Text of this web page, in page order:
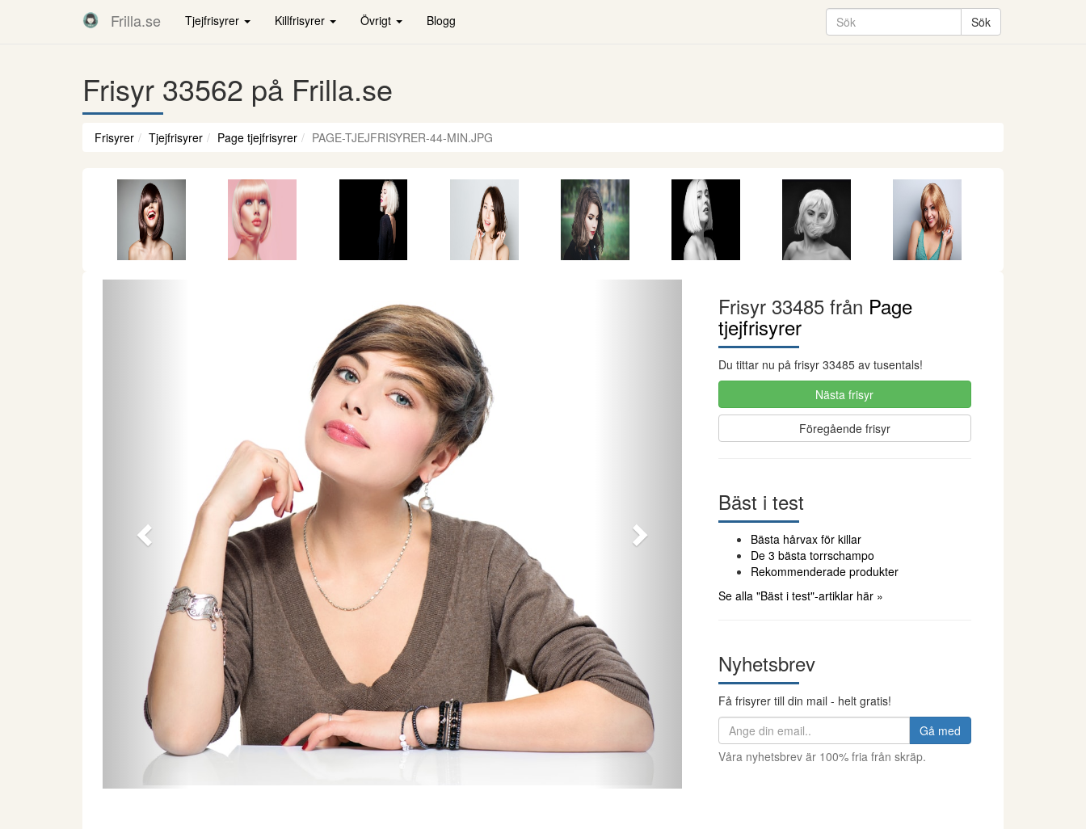
Frilla.se Tjejfrisyrer Killfrisyrer Övrigt Blogg
Frisyr 33562 på Frilla.se
Frisyrer Tjejfrisyrer Page tjejfrisyrer PAGE-TJEJFRISYRER-44-MIN.JPG
Frisyr 33485 från Page
tjejfrisyrer
Du tittar nu på frisyr 33485 av tusentals!
Nästa frisyr
Föregående frisyr
Bäst i test
Bästa hårvax för killar
De 3 bästa torrschampo
Rekommenderade produkter
Se alla "Bäst i test"-artiklar här »
Nyhetsbrev
Få frisyrer till din mail - helt gratis!
Gå med
Våra nyhetsbrev är 100% fria från skräp.